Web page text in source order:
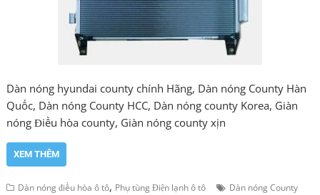
Dàn nóng hyundai county chính Hãng, Dàn nóng County Hàn
Quốc, Dàn nóng County HCC, Dàn nóng county Korea, Giàn
nóng Điều hòa county, Giàn nóng county xịn
XEM THÊM
Dàn nóng điều hòa ô tô, Phụ tùng Điện lạnh ô tô
Dàn nóng County